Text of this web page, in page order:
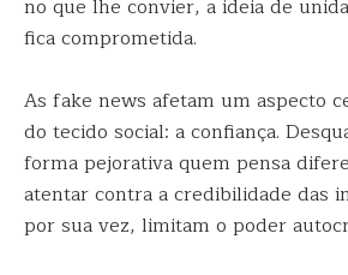
no que lhe convier, a ideia de
fica comprometida.
As fake news afetam um aspecto
do tecido social: a confiança.
forma pejorativa quem pensa
atentar contra a credibilidade das
por sua vez, limitam o poder